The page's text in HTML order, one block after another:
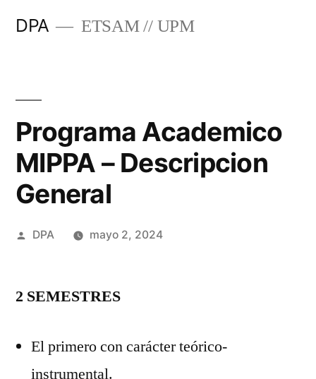
DPA ETSAM // UPM
Programa Academico
MIPPA – Descripcion
General
Publicado
DPA mayo 2, 2024
2 SEMESTRES
El primero con carácter teórico-
instrumental.